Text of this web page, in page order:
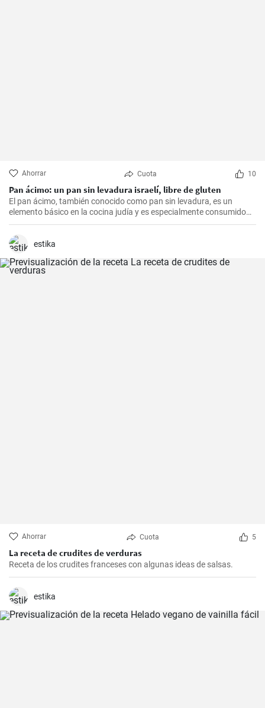
Ahorrar Cuota 10
Pan ácimo: un pan sin levadura israelí, libre de gluten
El pan ácimo, también conocido como pan sin levadura, es un
elemento básico en la cocina judía y es especialmente consumido
durante Pesaj. En esta receta, te mostraré cómo hacer tu propio
pan ácimo casero de manera sencilla y deliciosa.
estika
Ahorrar Cuota 5
La receta de crudites de verduras
Receta de los crudites franceses con algunas ideas de salsas.
estika